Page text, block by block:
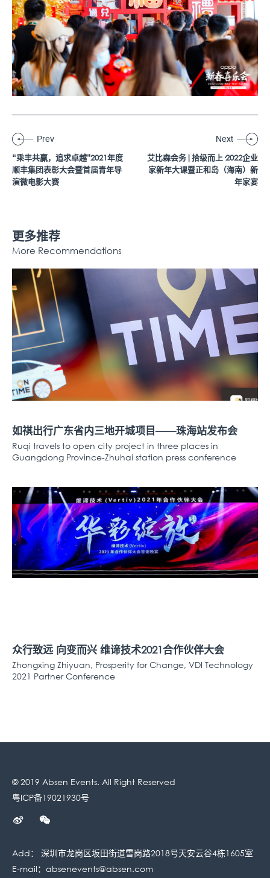
Prev
“乘丰共赢，追求卓越”2021年度
顺丰集团表彰大会暨首届青年导
演微电影大赛
Next
艾比森会务|拾级而上·2022企业
家新年大课暨正和岛（海南）新
年家宴
更多推荐
More Recommendations
如祺出行广东省内三地开城项目——珠海站发布会
Ruqi travels to open city project in three places in
Guangdong Province-Zhuhai station press conference
众行致远 向变而兴 维谛技术2021合作伙伴大会
Zhongxing Zhiyuan, Prosperity for Change, VDI Technology
2021 Partner Conference
© 2019 Absen Events. All Right Reserved
粤ICP备19021930号
Add： 深圳市龙岗区坂田街道雪岗路2018号天安云谷4栋1605室
E-mail： absenevents@absen.com